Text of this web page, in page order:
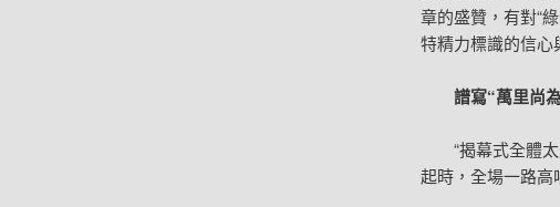
章的盛贊，有對“
特精力標識的信心
譜寫“萬里尚
“揭幕式全體
起時，全場一路高